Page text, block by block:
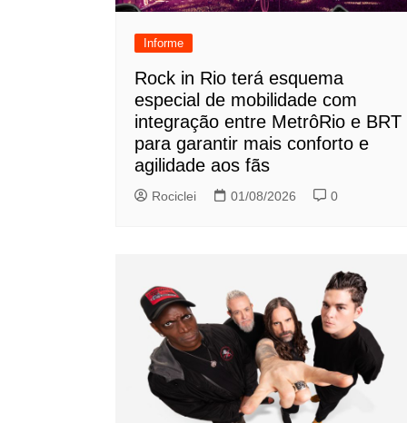
Informe
Rock in Rio terá esquema
especial de mobilidade com
integração entre MetrôRio e BRT
para garantir mais conforto e
agilidade aos fãs
Rociclei 01/08/2026 0